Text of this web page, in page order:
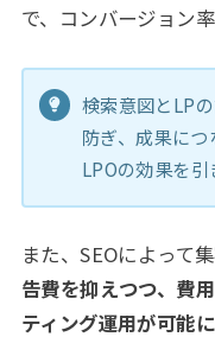
で、コンバージョン
検索意図とLP
防ぎ、成果に
LPOの効果を引
また、SEOによって
告費を抑えつつ、費
ティング運用が可能